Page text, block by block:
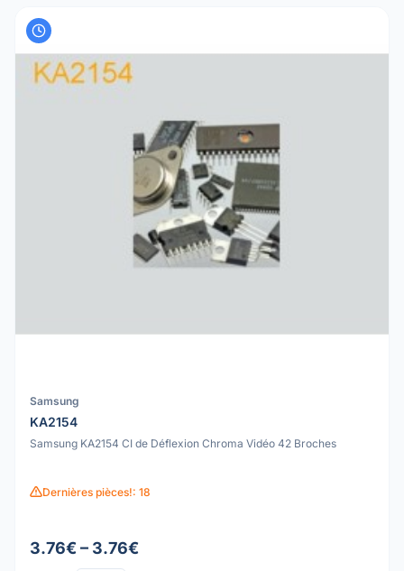
Samsung
KA2154
Samsung KA2154 CI de Déflexion Chroma Vidéo 42 Broches
Dernières pièces!: 18
3.76€ – 3.76€